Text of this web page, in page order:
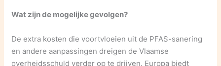
Wat zijn de mogelijke gevolgen?
De extra kosten die voortvloeien uit de PFAS-sanering
en andere aanpassingen dreigen de Vlaamse
overheidsschuld verder op te drijven. Europa biedt